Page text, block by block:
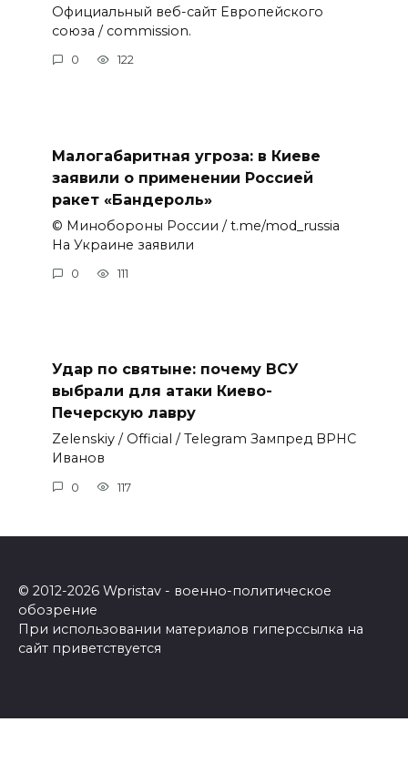
Официальный веб-сайт Европейского
союза / commission.
0 122
Малогабаритная угроза: в Киеве
заявили о применении Россией
ракет «Бандероль»
© Минобороны России / t.me/mod_russia
На Украине заявили
0 111
Удар по святыне: почему ВСУ
выбрали для атаки Киево-
Печерскую лавру
Zеlеnskiу / Оfficiаl / Telegram Зампред ВРНС
Иванов
0 117
© 2012-2026 Wpristav - военно-политическое
обозрение
При использовании материалов гиперссылка на
сайт приветствуется